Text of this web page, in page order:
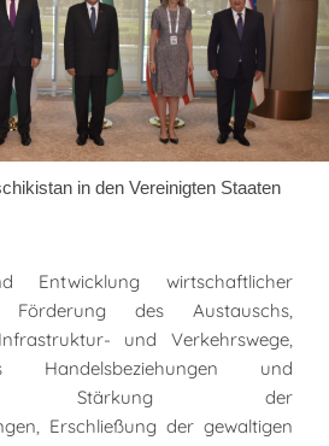
in den Vereinigten Staaten
Entwicklung wirtschaftlicher
Förderung des Austauschs,
und Verkehrswege,
Handelsbeziehungen und
Stärkung der
Erschließung der gewaltigen